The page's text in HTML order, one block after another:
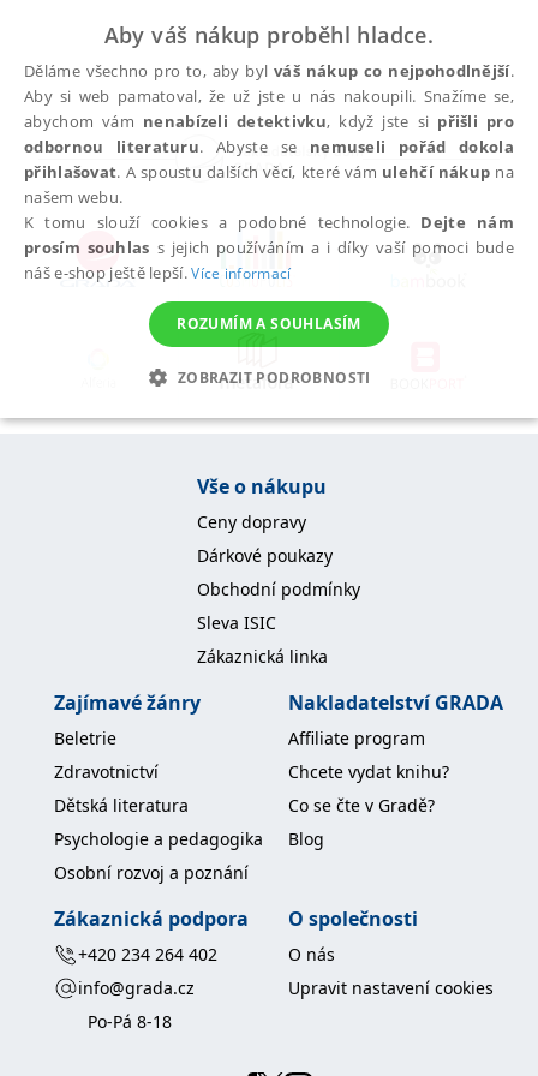
Vše o nákupu
Ceny dopravy
Dárkové poukazy
Obchodní podmínky
Sleva ISIC
Zákaznická linka
Zajímavé žánry
Beletrie
Zdravotnictví
Dětská literatura
Psychologie a pedagogika
Osobní rozvoj a poznání
Nakladatelství GRADA
Affiliate program
Chcete vydat knihu?
Co se čte v Gradě?
Blog
Zákaznická podpora
+420 234 264 402
info@grada.cz
Po-Pá 8-18
O společnosti
O nás
Upravit nastavení cookies
Aby váš nákup proběhl hladce.
Děláme všechno pro to, aby bylváš nákup co nejpohodlnější.
Aby si web pamatoval, že už jste u nás nakoupili. Snažíme se,
abychom vám nenabízeli detektivku, když jste si přišli pro
odbornou literaturu. Abyste se nemuseli pořád dokola
přihlašovat. A spoustu dalších věcí, které vám ulehčí nákup na
našem webu.
K tomu slouží cookies a podobné technologie. Dejte nám
prosím souhlas s jejich používáním a i díky vaší pomoci bude
náš e-shop ještě lepší.Více informací
ROZUMÍM A SOUHLASÍM
ZOBRAZIT PODROBNOSTI
NEZBYTNÉ ANALYTICKÉ MARKETINGOVÉ
Nezbytně nutné soubory cookie umožňují základní funkce webových
bez nezbytně nutných souborů cookie správně používat.
Název Vyprší Popis
CookieScriptConsent 1 měsíc
Tento soubor
cookie
používá
souhlasu se
soubory
Je nutné, aby
banner